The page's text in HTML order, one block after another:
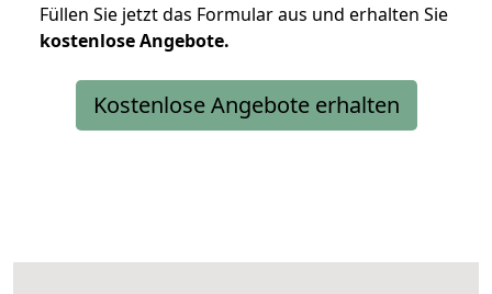
Füllen Sie jetzt das Formular aus und erhalten Sie
kostenloseAngebote.
Kostenlose Angebote erhalten